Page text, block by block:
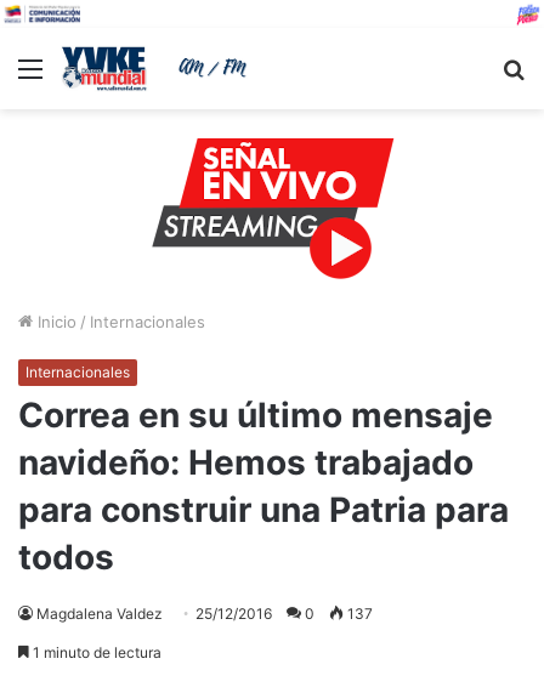
Menu
Inicio / Internacionales
Internacionales
Correa en su último mensaje
navideño: Hemos trabajado
para construir una Patria para
todos
Magdalena Valdez 25/12/2016 0 137
1 minuto de lectura